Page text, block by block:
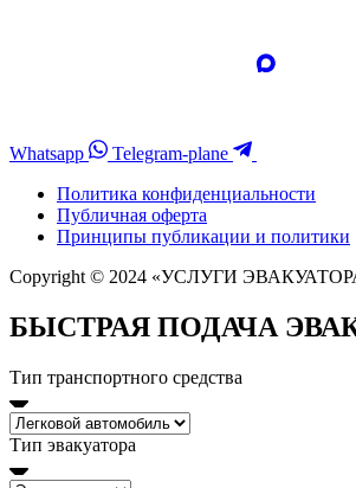
Whatsapp
Telegram-plane
Политика конфиденциальности
Публичная оферта
Принципы публикации и политики
Copyright © 2024 «УСЛУГИ
БЫСТРАЯ ПОДАЧА
Тип транспортного средства
Тип эвакуатора